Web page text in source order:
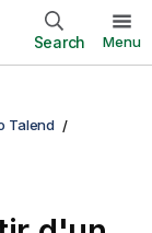
Search Menu
Talend